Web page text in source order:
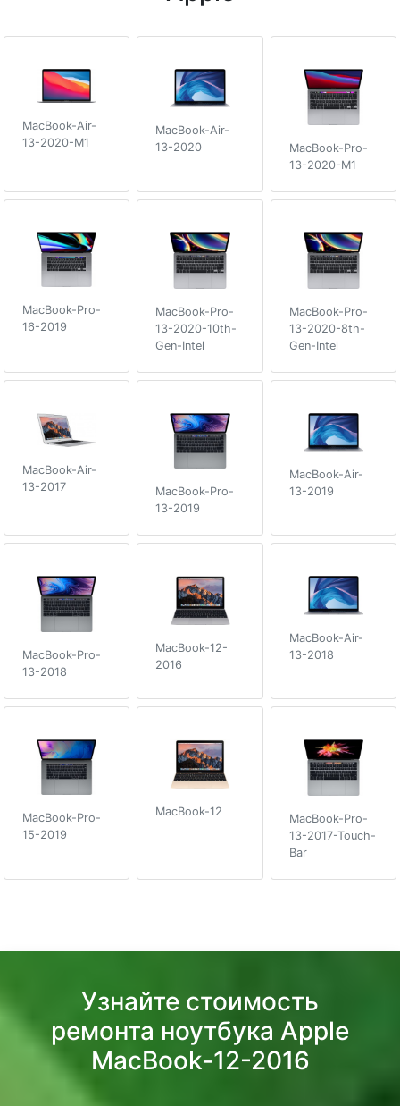
MacBook-Air-
13-2020-M1
MacBook-Air-
13-2020
MacBook-Pro-
13-2020-M1
MacBook-Pro-
16-2019
MacBook-Pro-
13-2020-10th-
Gen-Intel
MacBook-Pro-
13-2020-8th-
Gen-Intel
MacBook-Air-
13-2017
MacBook-Pro-
13-2019
MacBook-Air-
13-2019
MacBook-Pro-
13-2018
MacBook-12-
2016
MacBook-Air-
13-2018
MacBook-Pro-
15-2019
MacBook-12
MacBook-Pro-
13-2017-Touch-
Bar
Узнайте стоимость
ремонта ноутбука Apple
MacBook-12-2016